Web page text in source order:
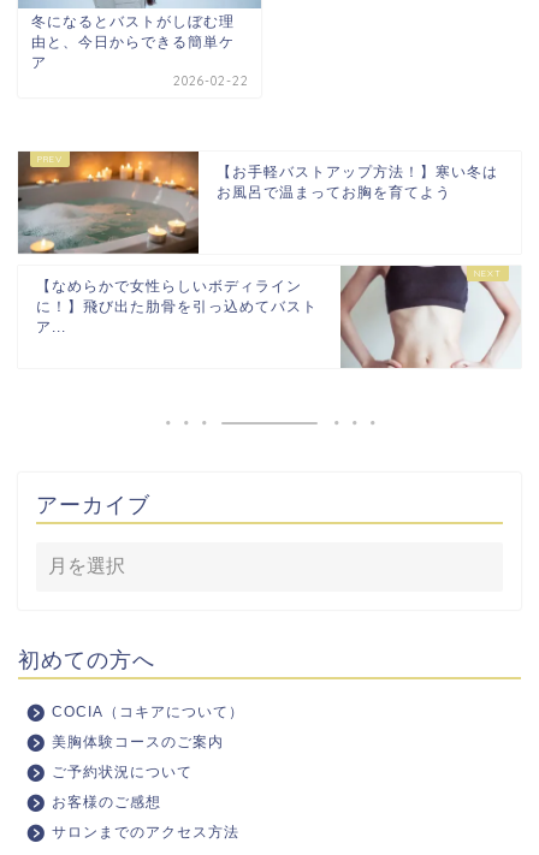
冬になるとバストがしぼむ理
由と、今日からできる簡単ケ
ア
2026-02-22
【お手軽バストアップ方法！】寒い冬は
お風呂で温まってお胸を育てよう
【なめらかで女性らしいボディライン
に！】飛び出た肋骨を引っ込めてバスト
ア...
アーカイブ
初めての方へ
COCIA（コキアについて）
美胸体験コースのご案内
ご予約状況について
お客様のご感想
サロンまでのアクセス方法